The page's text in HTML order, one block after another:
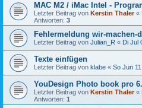
MAC M2 / iMac Intel -
Letzter Beitrag von Kerstin Thaler«
Antworten: 3
Fehlermeldung wir-machen-
Letzter Beitrag von Julian_R « Di Jul
Texte einfügen
Letzter Beitrag von klabe « So Jun
YouDesign Photo book pro
Letzter Beitrag von Kerstin Thaler«
Antworten: 1